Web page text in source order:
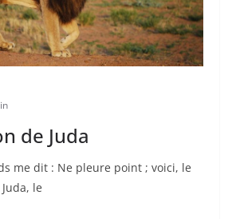
de Juda
me dit : Ne pleure point ; voici, le
le